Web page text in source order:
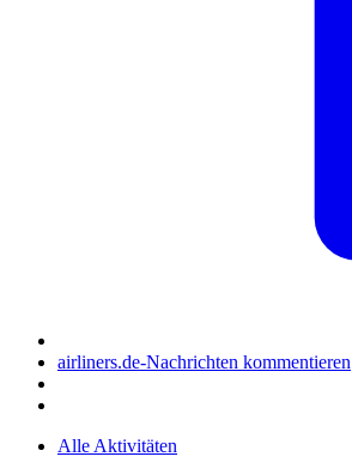
airliners.de-Nachrichten kommentieren
Alle Aktivitäten